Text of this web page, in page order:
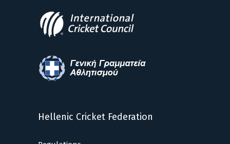
Hellenic Cricket Federation